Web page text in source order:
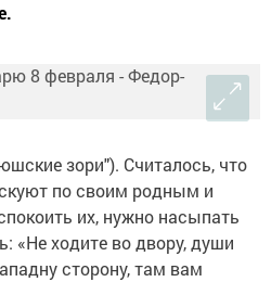
зори"). Считалось, что
по своим родным и
их, нужно насыпать
«Не ходите во двору, души
сторону, там вам